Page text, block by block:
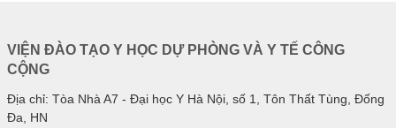
VIỆN ĐÀO TẠO Y HỌC DỰ PHÒNG VÀ Y TẾ CÔNG
CỘNG
Địa chỉ: Tòa Nhà A7 - Đại học Y Hà Nội, số 1, Tôn Thất Tùng, Đống
Đa, HN